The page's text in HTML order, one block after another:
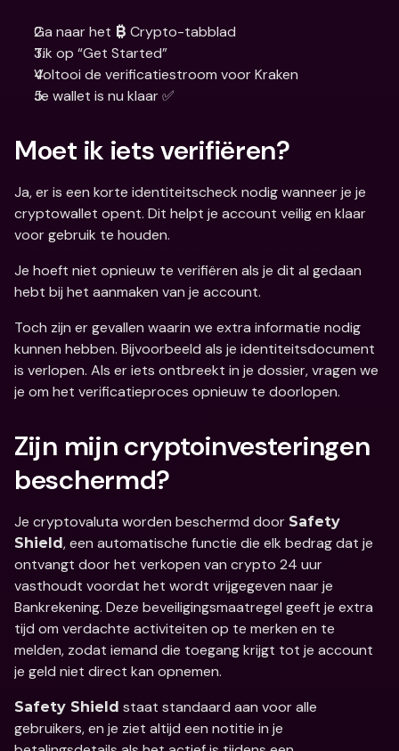
Ga naar het ₿ Crypto-tabblad
Tik op “Get Started”
Voltooi de verificatiestroom voor Kraken
Je wallet is nu klaar ✅
Moet ik iets verifiëren?
Ja, er is een korte identiteitscheck nodig wanneer je je
cryptowallet opent. Dit helpt je account veilig en klaar
voor gebruik te houden.
Je hoeft niet opnieuw te verifiëren als je dit al gedaan
hebt bij het aanmaken van je account.
Toch zijn er gevallen waarin we extra informatie nodig
kunnen hebben. Bijvoorbeeld als je identiteitsdocument
is verlopen. Als er iets ontbreekt in je dossier, vragen we
je om het verificatieproces opnieuw te doorlopen.
Zijn mijn cryptoinvesteringen
beschermd?
Je cryptovaluta worden beschermd door Safety
Shield, een automatische functie die elk bedrag dat je
ontvangt door het verkopen van crypto 24 uur
vasthoudt voordat het wordt vrijgegeven naar je
Bankrekening. Deze beveiligingsmaatregel geeft je extra
tijd om verdachte activiteiten op te merken en te
melden, zodat iemand die toegang krijgt tot je account
je geld niet direct kan opnemen.
Safety Shield staat standaard aan voor alle
gebruikers, en je ziet altijd een notitie in je